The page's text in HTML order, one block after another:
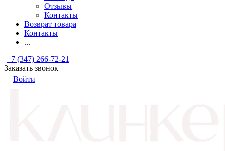
Отзывы
Контакты
Возврат товара
Контакты
...
+7 (347) 266-72-21
Заказать звонок
Войти